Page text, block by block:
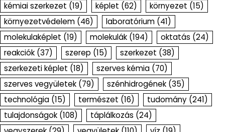
kémiai szerkezet (19) képlet (62) környezet (15)
környezetvédelem (46) laboratórium (41)
molekulaképlet (19) molekulák (194) oktatás (24)
reakciók (37) szerep (15) szerkezet (38)
szerkezeti képlet (18) szerves kémia (70)
szerves vegyületek (79) szénhidrogének (35)
technológia (15) természet (16) tudomány (241)
tulajdonságok (108) táplálkozás (24)